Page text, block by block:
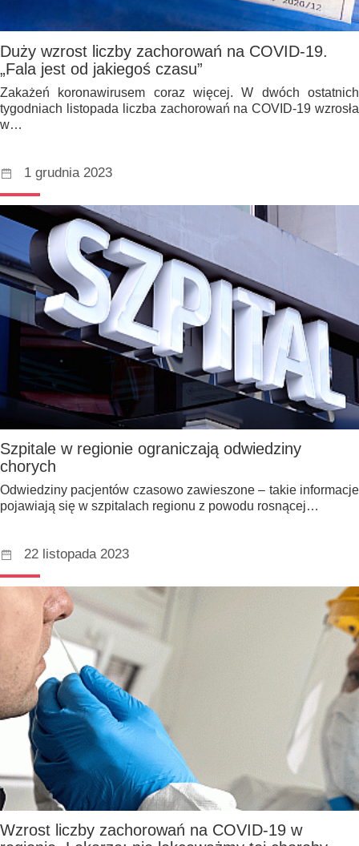
Duży wzrost liczby zachorowań na COVID-19.
„Fala jest od jakiegoś czasu”
Zakażeń koronawirusem coraz więcej. W dwóch ostatnich
tygodniach listopada liczba zachorowań na COVID-19 wzrosła
w…
1 grudnia 2023
Szpitale w regionie ograniczają odwiedziny
chorych
Odwiedziny pacjentów czasowo zawieszone – takie informacje
pojawiają się w szpitalach regionu z powodu rosnącej…
22 listopada 2023
Wzrost liczby zachorowań na COVID-19 w